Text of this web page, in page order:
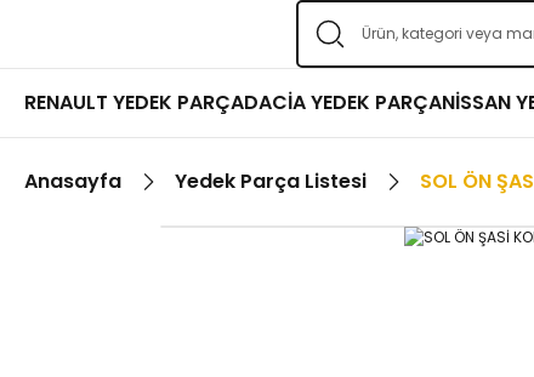
RENAULT YEDEK PARÇADACİA YEDEK PARÇANİSSAN
Anasayfa Yedek Parça Listesi SOL ÖN